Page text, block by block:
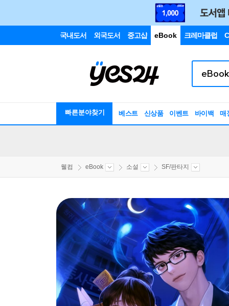
국내도서 외국도서 중고샵 eBook 크레마클럽
빠른분야찾기 베스트 신상품 이벤트 바이백 매
웰컴 eBook 소설 SF/판타지